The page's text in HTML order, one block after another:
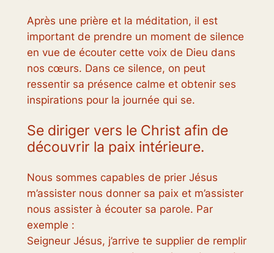
Après une prière et la méditation, il est
important de prendre un moment de silence
en vue de écouter cette voix de Dieu dans
nos cœurs. Dans ce silence, on peut
ressentir sa présence calme et obtenir ses
inspirations pour la journée qui se.
Se diriger vers le Christ afin de
découvrir la paix intérieure.
Nous sommes capables de prier Jésus
m’assister nous donner sa paix et m’assister
nous assister à écouter sa parole. Par
exemple :
Seigneur Jésus, j’arrive te supplier de remplir